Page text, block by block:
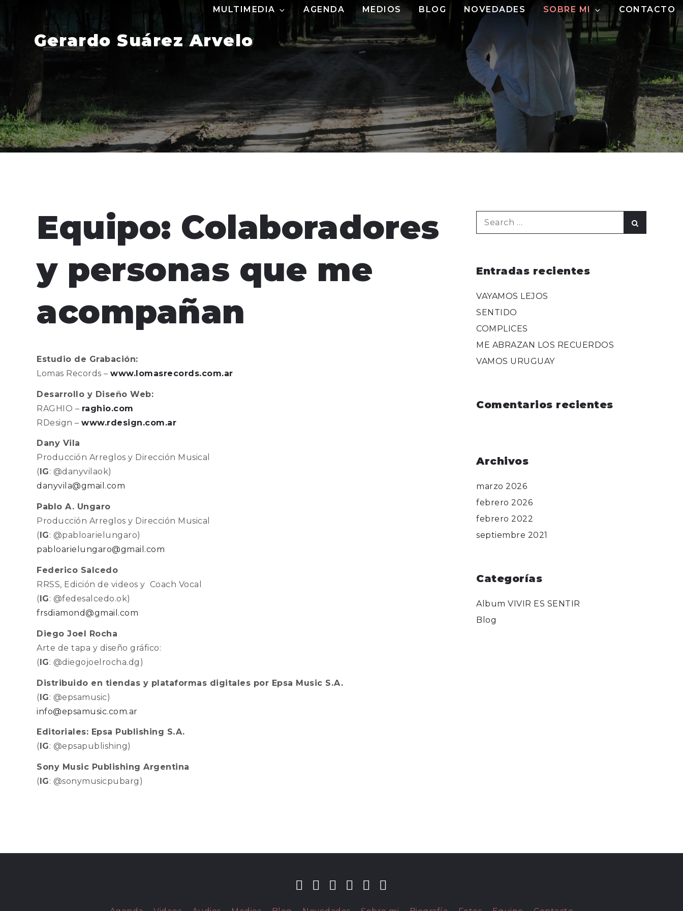
Gerardo Suárez Arvelo
MULTIMEDIA AGENDA MEDIOS BLOG NOVEDADES SOBRE MI CONTACTO
Equipo: Colaboradores
y personas que me
acompañan
Estudio de Grabación:
Lomas Records – www.lomasrecords.com.ar
Desarrollo y Diseño Web:
RAGHIO – raghio.com
RDesign – www.rdesign.com.ar
Dany Vila
Producción Arreglos y Dirección Musical
( IG: @danyvilaok)
danyvila@gmail.com
Pablo A. Ungaro
Producción Arreglos y Dirección Musical
( IG: @pabloarielungaro)
pabloarielungaro@gmail.com
Federico Salcedo
RRSS, Edición de videos y Coach Vocal
(IG: @fedesalcedo.ok)
frsdiamond@gmail.com
Diego Joel Rocha
Arte de tapa y diseño gráfico:
(IG: @diegojoelrocha.dg)
Distribuido en tiendas y plataformas digitales por Epsa Music S.A.
(IG: @epsamusic)
info@epsamusic.com.ar
Editoriales: Epsa Publishing S.A.
( IG: @epsapublishing)
Sony Music Publishing Argentina
( IG: @sonymusicpubarg)
for:
Entradas recientes
VAYAMOS LEJOS
SENTIDO
COMPLICES
ME ABRAZAN LOS RECUERDOS
VAMOS URUGUAY
Comentarios recientes
Archivos
marzo 2026
febrero 2026
febrero 2022
septiembre 2021
Categorías
Album VIVIR ES SENTIR
Blog